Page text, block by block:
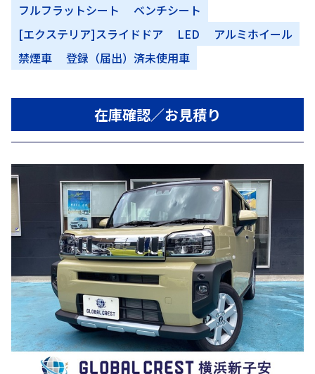
フルフラットシート
ベンチシート
[エクステリア]スライドドア
LED
アルミホイール
禁煙車
登録（届出）済未使用車
在庫確認／お見積り